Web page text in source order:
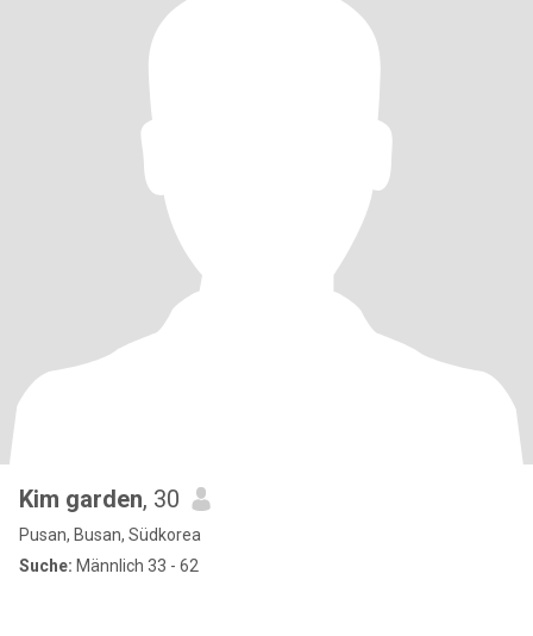
Kim garden, 30
Pusan, Busan, Südkorea
Suche: Männlich 33 - 62